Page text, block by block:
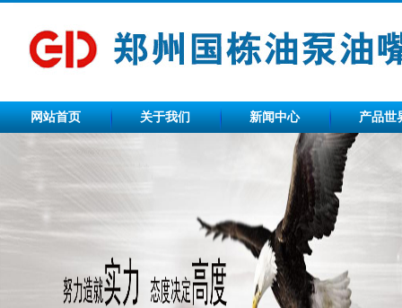
网站首页 关于我们 新闻中心 产品世